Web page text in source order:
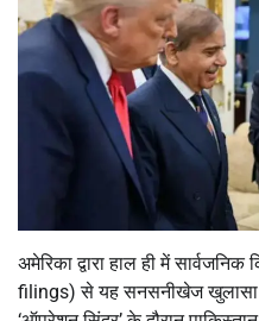
अमेरिका द्वारा हाल ही में
filings) से यह सनसनीखेज खुलासा